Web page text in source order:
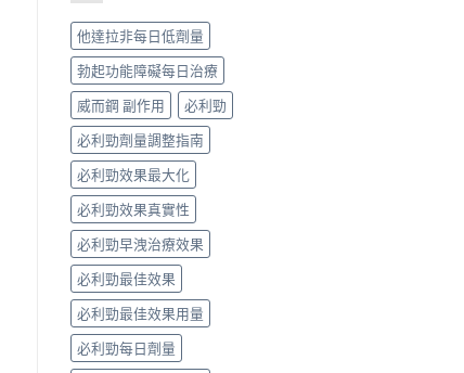
他達拉非每日低劑量
勃起功能障礙每日治療
威而鋼 副作用
必利勁
必利勁劑量調整指南
必利勁效果最大化
必利勁效果真實性
必利勁早洩治療效果
必利勁最佳效果
必利勁最佳效果用量
必利勁每日劑量